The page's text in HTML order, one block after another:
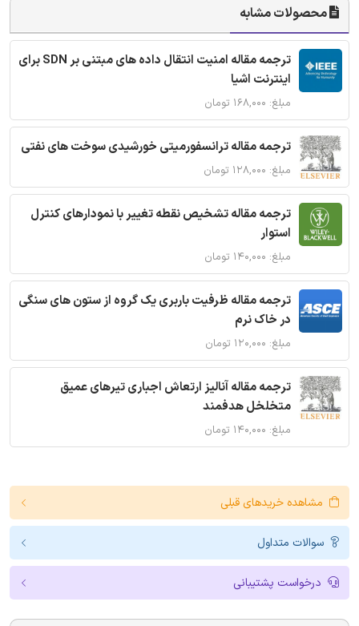
محصولات مشابه
ترجمه مقاله امنیت انتقال داده های مبتنی بر SDN برای
اینترنت اشیا
مبلغ: ۱۶۸,۰۰۰ تومان
ترجمه مقاله ترانسفورمیتی خورشیدی سوخت های نفتی
مبلغ: ۱۲۸,۰۰۰ تومان
ترجمه مقاله تشخیص نقطه تغییر با نمودارهای کنترل
استوار
مبلغ: ۱۴۰,۰۰۰ تومان
ترجمه مقاله ظرفیت باربری یک گروه از ستون های سنگی
در خاک نرم
مبلغ: ۱۲۰,۰۰۰ تومان
ترجمه مقاله آنالیز ارتعاش اجباری تیرهای عمیق
متخلخل هدفمند
مبلغ: ۱۴۰,۰۰۰ تومان
مشاهده خریدهای قبلی
سوالات متداول
درخواست پشتیبانی